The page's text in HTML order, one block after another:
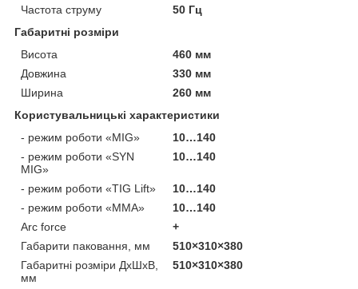
Частота струму
50 Гц
Габаритні розміри
Висота
460 мм
Довжина
330 мм
Ширина
260 мм
Користувальницькі характеристики
- режим роботи «MIG»
10…140
- режим роботи «SYN
MIG»
10…140
- режим роботи «TIG Lift»
10…140
- режим роботи «ММА»
10…140
Arc force
+
Габарити паковання, мм
510×310×380
Габаритні розміри ДхШхВ,
мм
510×310×380